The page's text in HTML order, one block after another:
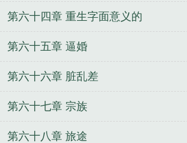
第六十四章 重生字面意义的
第六十五章 逼婚
第六十六章 脏乱差
第六十七章 宗族
第六十八章 旅途